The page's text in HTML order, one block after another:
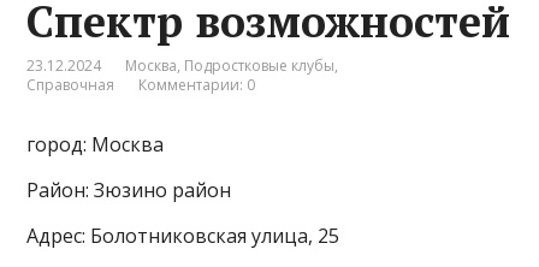
Спектр возможностей
23.12.2024 Москва, Подростковые клубы,
Справочная
Комментарии: 0
город: Москва
Район: Зюзино район
Адрес: Болотниковская улица, 25